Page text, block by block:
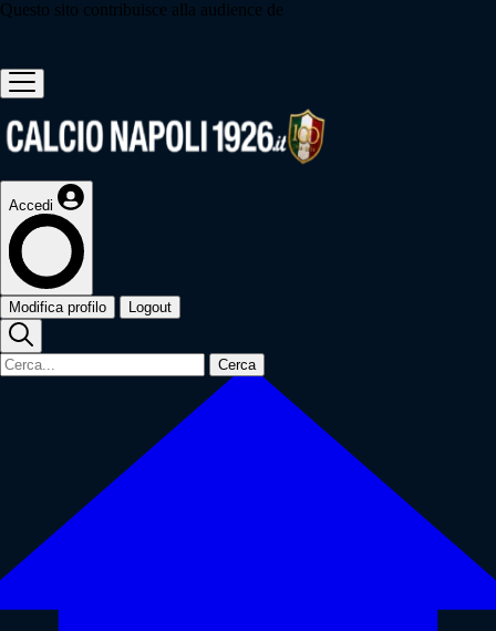
Questo sito contribuisce alla audience de
Accedi
Modifica profilo Logout
Cerca